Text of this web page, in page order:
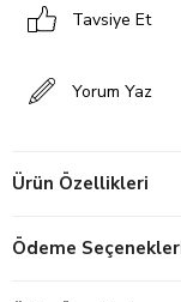
Tavsiye Et
Yorum Yaz
Ürün Özellikleri
Ödeme